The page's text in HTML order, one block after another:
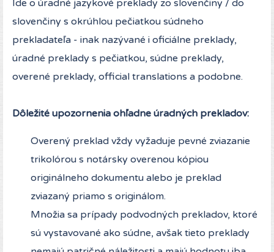
Ide o úradné jazykové preklady zo slovenčiny / do
slovenčiny s okrúhlou pečiatkou súdneho
prekladateľa - inak nazývané i oficiálne preklady,
úradné preklady s pečiatkou, súdne preklady,
overené preklady, official translations a podobne.
Dôležité upozornenia ohľadne úradných prekladov:
Overený preklad vždy vyžaduje pevné zviazanie
trikolórou s notársky overenou kópiou
originálneho dokumentu alebo je preklad
zviazaný priamo s originálom.
Množia sa prípady podvodných prekladov, ktoré
sú vystavované ako súdne, avšak tieto preklady